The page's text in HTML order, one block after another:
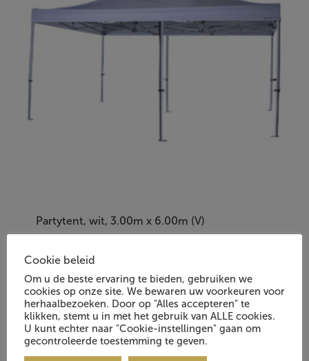
Partytent, wit, 3.00m x 6.00m (V)
Item Nr.: 1003582.00
Cookie beleid
Om u de beste ervaring te bieden, gebruiken we
cookies op onze site. We bewaren uw voorkeuren voor
herhaalbezoeken. Door op "Alles accepteren" te
klikken, stemt u in met het gebruik van ALLE cookies.
U kunt echter naar "Cookie-instellingen" gaan om
gecontroleerde toestemming te geven.